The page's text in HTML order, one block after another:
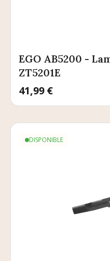
EGO AB5200 -
ZT5201E
Prix
41,99 €
DISPONIBLE